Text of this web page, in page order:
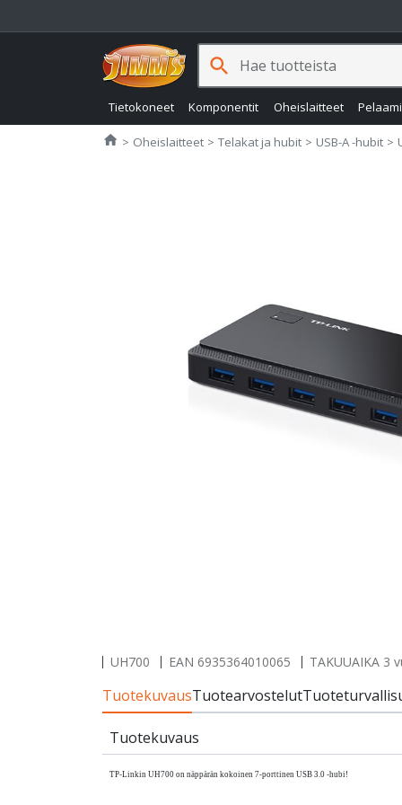
Tietokoneet Komponentit Oheislaitteet
search
home Jimms.fi
Oheislaitteet Telakat ja hubit USB-A -hubit
UH700 EAN 6935364010065 TAKUUAIKA 3
TuotekuvausTuotearvostelut
Tuotekuvaus
TP-Linkin UH700 on näppärän kokoinen 7-porttinen USB 3.0 -hubi!